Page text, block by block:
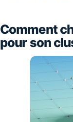
Comment
pour son